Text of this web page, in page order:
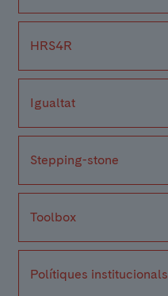
HRS4R
Igualtat
Stepping-stone
Toolbox
Polítiques institucionals